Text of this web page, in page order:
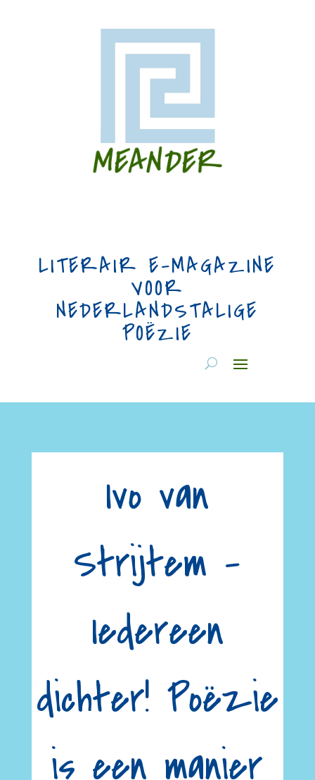
LITERAIR E-MAGAZINE
VOOR
NEDERLANDSTALIGE
POËZIE
Ivo van
Strijtem –
Iedereen
dichter! Poëzie
is een manier